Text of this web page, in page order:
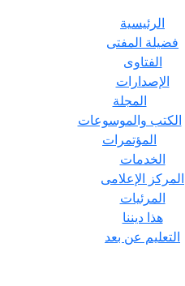
الرئيسية
فضيلة المفتى
الفتاوى
الإصدارات
المجلة
الكتب والموسوعات
المؤتمرات
الخدمات
المركز الإعلامى
المرئيات
هذا ديننا
التعليم عن بعد